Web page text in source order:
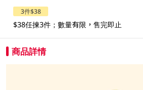
3件$38
$38任揀3件；數量有限，售完即止
商品詳情